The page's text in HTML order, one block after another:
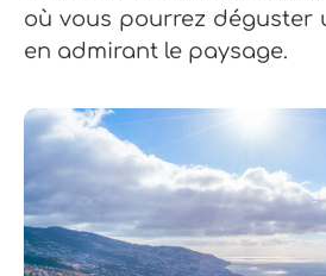
où vous pourrez déguster
en admirant le paysage.